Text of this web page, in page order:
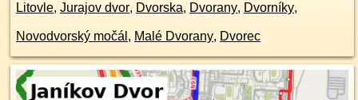
Litovle, Jurajov dvor, Dvorska, Dvorany, Dvorníky,
Novodvorský močál , Malé Dvorany, Dvorec